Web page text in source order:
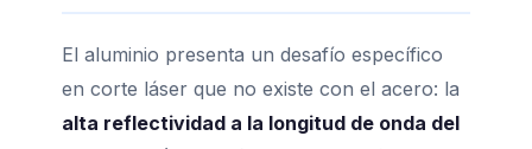
El aluminio presenta un desafío específico
en corte láser que no existe con el acero: la
alta reflectividad a la longitud de onda del